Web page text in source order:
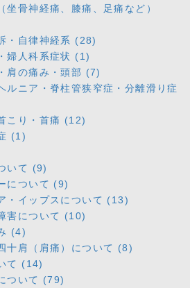
坐骨神経痛、膝痛、足痛など）
・自律神経系 (28)
婦人科系症状 (1)
肩の痛み・頭部 (7)
ルニア・脊柱管狭窄症・分離滑り症
こり・首痛 (12)
(1)
いて (9)
について (9)
・イップスについて (13)
害について (10)
(4)
十肩（肩痛）について (8)
て (14)
ついて (79)